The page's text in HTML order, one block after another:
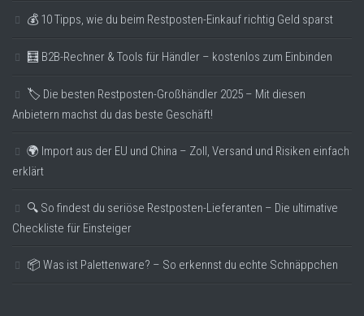
💰 10 Tipps, wie du beim Restposten-Einkauf richtig Geld sparst
🧮 B2B-Rechner & Tools für Händler – kostenlos zum Einbinden
🏷️ Die besten Restposten-Großhändler 2025 – Mit diesen
Anbietern machst du das beste Geschäft!
🌍 Import aus der EU und China – Zoll, Versand und Risiken einfach
erklärt
🔍 So findest du seriöse Restposten-Lieferanten – Die ultimative
Checkliste für Einsteiger
📦 Was ist Palettenware? – So erkennst du echte Schnäppchen